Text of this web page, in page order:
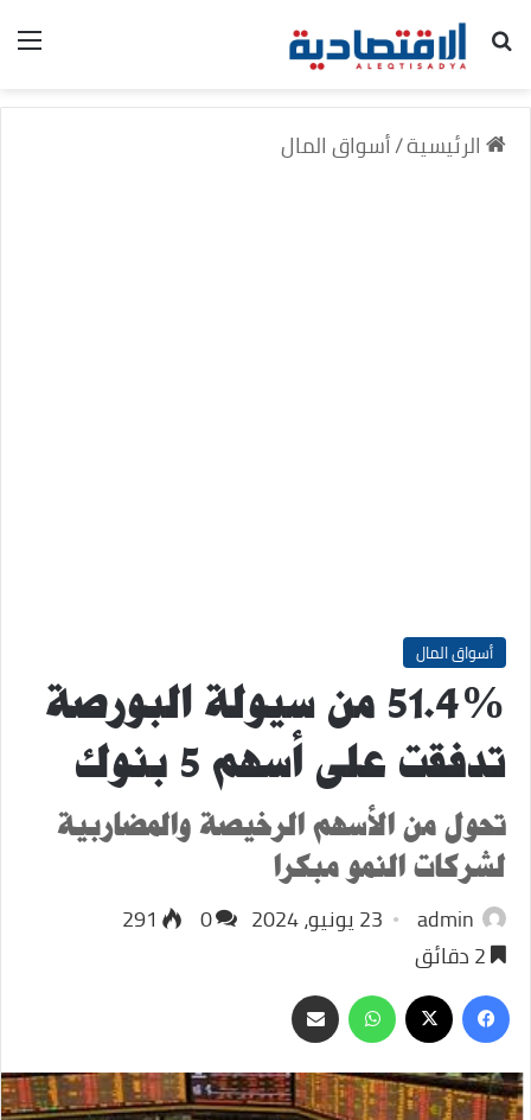
بحث عن
الرئيسية/أسواق المال
أسواق المال
51.4% من سيولة البورصة
تدفقت على أسهم 5 بنوك
تحول من الأسهم الرخيصة والمضاربية
لشركات النمو مبكرا
admin 23 يونيو، 2024 0
291
فيسبوك
‫X واتسابمشاركة
عبر
البريد